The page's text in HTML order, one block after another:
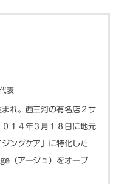
表
れ。西三河の有名店２サ
１４年３月１８日に地元
ングケア」に特化した
アージュ）をオープ